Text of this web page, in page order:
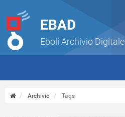
EBAD
Eboli Archivio Digitale
Archivio Tags